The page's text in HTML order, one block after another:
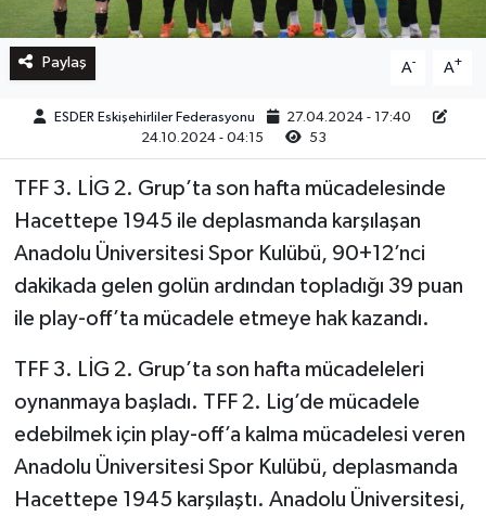
Paylaş A- A+
ESDER Eskişehirliler Federasyonu
27.04.2024 - 17:40
24.10.2024 - 04:15
53
TFF 3. LİG 2. Grup’ta son hafta mücadelesinde
Hacettepe 1945 ile deplasmanda karşılaşan
Anadolu Üniversitesi Spor Kulübü, 90+12’nci
dakikada gelen golün ardından topladığı 39 puan
ile play-off’ta mücadele etmeye hak kazandı.
TFF 3. LİG 2. Grup’ta son hafta mücadeleleri
oynanmaya başladı. TFF 2. Lig’de mücadele
edebilmek için play-off’a kalma mücadelesi veren
Anadolu Üniversitesi Spor Kulübü, deplasmanda
Hacettepe 1945 karşılaştı. Anadolu Üniversitesi,